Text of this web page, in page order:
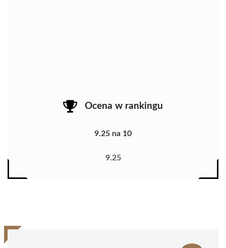
Ocena w rankingu
9.25 na 10
9.25